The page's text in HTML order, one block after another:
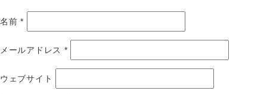
名前*
メールアドレス *
ウェブサイト